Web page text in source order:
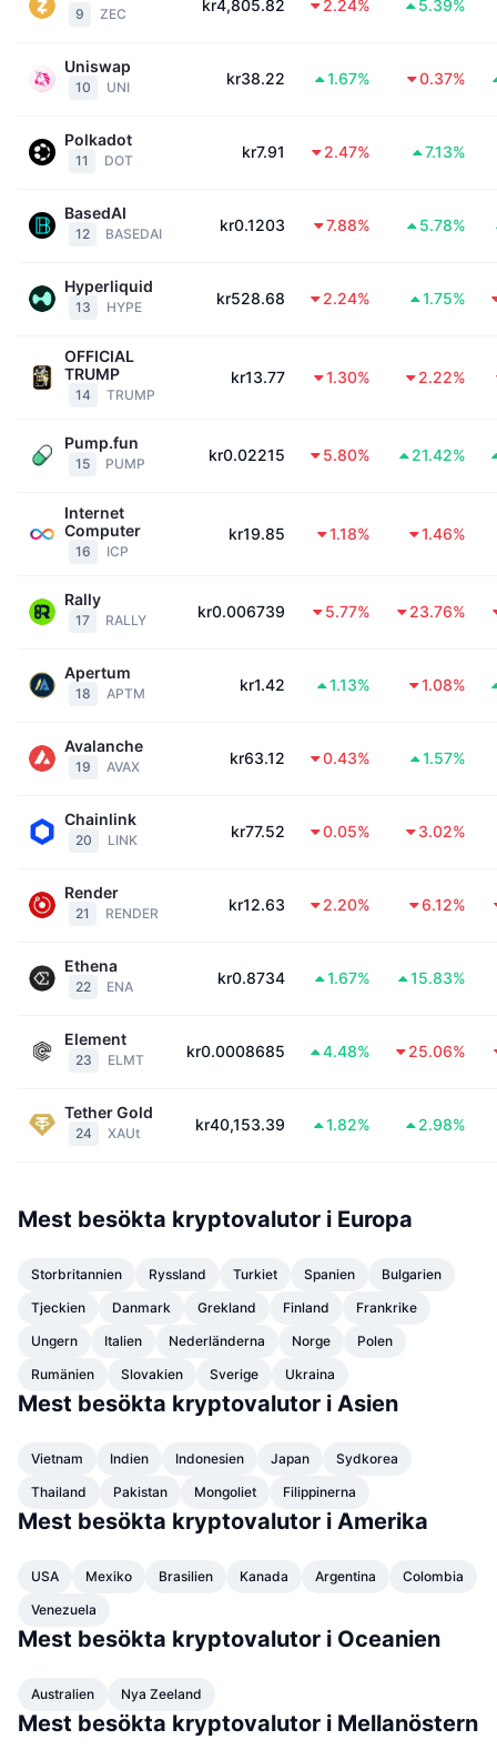
Trendande
Nytt
Sport
Finans
Övergripande NFT-statistik
Kommande försäljningar
Krypto-ETF:er
Bitcoin ETF:er
Ethereum ETF:er
MACD
Derivat
Finansieringsräntor
x402
Nyheter
Akademi
Ordlista
Kampanjer
Lär dig och tjäna
Kalendrar
9 ZEC kr4,805.82 2.24% 5.39%
Uniswap
10 UNI kr38.22 1.67% 0.37%
Polkadot
11 DOT kr7.91 2.47% 7.13%
BasedAI
12 BASEDAI kr0.1203 7.88% 5.78%
Hyperliquid
13 HYPE kr528.68 2.24% 1.75%
OFFICIAL
TRUMP
14 TRUMP
kr13.77 1.30% 2.22%
Pump.fun
15 PUMP kr0.02215 5.80% 21.42%
Internet
Computer
16 ICP
kr19.85 1.18% 1.46%
Rally
17 RALLY kr0.006739 5.77% 23.76%
Apertum
18 APTM kr1.42 1.13% 1.08%
Avalanche
19 AVAX kr63.12 0.43% 1.57%
Chainlink
20 LINK kr77.52 0.05% 3.02%
Render
21 RENDER kr12.63 2.20% 6.12%
Ethena
22 ENA kr0.8734 1.67% 15.83%
Element
23 ELMT kr0.0008685 4.48% 25.06%
Tether Gold
24 XAUt kr40,153.39 1.82% 2.98%
Mest besökta kryptovalutor i Europa
Storbritannien Ryssland Turkiet Spanien
Bulgarien
Tjeckien
Danmark Grekland Finland
Frankrike
Ungern
Italien Nederländerna Norge
Polen
Rumänien
Slovakien Sverige Ukraina
Mest besökta kryptovalutor i Asien
Vietnam Indien Indonesien Japan
Sydkorea
Thailand
Pakistan Mongoliet Filippinerna
Mest besökta kryptovalutor i Amerika
USA Mexiko Brasilien Kanada Argentina
Colombia
Venezuela
Mest besökta kryptovalutor i Oceanien
Australien Nya Zeeland
Mest besökta kryptovalutor i Mellanöstern